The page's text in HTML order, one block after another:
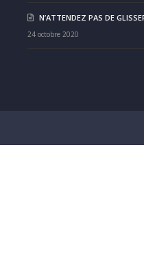
N’ATTENDEZ PAS DE
24 octobre 2020